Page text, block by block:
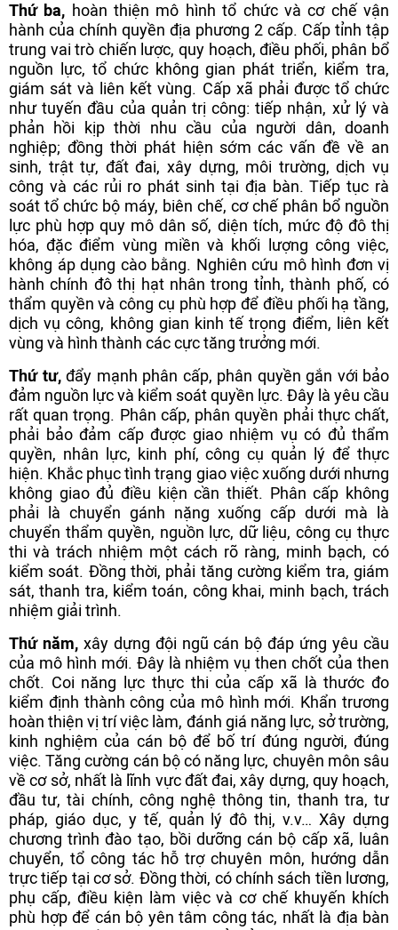
Thứ ba, hoàn thiện mô hình tổ chức và cơ chế vận
hành của chính quyền địa phương 2 cấp. Cấp tỉnh tập
trung vai trò chiến lược, quy hoạch, điều phối, phân bổ
nguồn lực, tổ chức không gian phát triển, kiểm tra,
giám sát và liên kết vùng. Cấp xã phải được tổ chức
như tuyến đầu của quản trị công: tiếp nhận, xử lý và
phản hồi kịp thời nhu cầu của người dân, doanh
nghiệp; đồng thời phát hiện sớm các vấn đề về an
sinh, trật tự, đất đai, xây dựng, môi trường, dịch vụ
công và các rủi ro phát sinh tại địa bàn. Tiếp tục rà
soát tổ chức bộ máy, biên chế, cơ chế phân bổ nguồn
lực phù hợp quy mô dân số, diện tích, mức độ đô thị
hóa, đặc điểm vùng miền và khối lượng công việc,
không áp dụng cào bằng. Nghiên cứu mô hình đơn vị
hành chính đô thị hạt nhân trong tỉnh, thành phố, có
thẩm quyền và công cụ phù hợp để điều phối hạ tầng,
dịch vụ công, không gian kinh tế trọng điểm, liên kết
vùng và hình thành các cực tăng trưởng mới.
Thứ tư,đẩy mạnh phân cấp, phân quyền gắn với bảo
đảm nguồn lực và kiểm soát quyền lực. Đây là yêu cầu
rất quan trọng. Phân cấp, phân quyền phải thực chất,
phải bảo đảm cấp được giao nhiệm vụ có đủ thẩm
quyền, nhân lực, kinh phí, công cụ quản lý để thực
hiện. Khắc phục tình trạng giao việc xuống dưới nhưng
không giao đủ điều kiện cần thiết. Phân cấp không
phải là chuyển gánh nặng xuống cấp dưới mà là
chuyển thẩm quyền, nguồn lực, dữ liệu, công cụ thực
thi và trách nhiệm một cách rõ ràng, minh bạch, có
kiểm soát. Đồng thời, phải tăng cường kiểm tra, giám
sát, thanh tra, kiểm toán, công khai, minh bạch, trách
nhiệm giải trình.
Thứ năm, xây dựng đội ngũ cán bộ đáp ứng yêu cầu
của mô hình mới. Đây là nhiệm vụ then chốt của then
chốt. Coi năng lực thực thi của cấp xã là thước đo
kiểm định thành công của mô hình mới. Khẩn trương
hoàn thiện vị trí việc làm, đánh giá năng lực, sở trường,
kinh nghiệm của cán bộ để bố trí đúng người, đúng
việc. Tăng cường cán bộ có năng lực, chuyên môn sâu
về cơ sở, nhất là lĩnh vực đất đai, xây dựng, quy hoạch,
đầu tư, tài chính, công nghệ thông tin, thanh tra, tư
pháp, giáo dục, y tế, quản lý đô thị, v.v… Xây dựng
chương trình đào tạo, bồi dưỡng cán bộ cấp xã, luân
chuyển, tổ công tác hỗ trợ chuyên môn, hướng dẫn
trực tiếp tại cơ sở. Đồng thời, có chính sách tiền lương,
phụ cấp, điều kiện làm việc và cơ chế khuyến khích
phù hợp để cán bộ yên tâm công tác, nhất là địa bàn